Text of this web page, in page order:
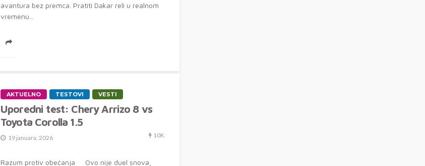
avantura bez premca. Pratiti Dakar reli u realnom
vremenu...
AKTUELNO TESTOVI VESTI
Uporedni test: Chery Arrizo 8 vs
Toyota Corolla 1.5
19 januara, 2026 10K
Razum protiv obećanja Ovo nije duel snova,